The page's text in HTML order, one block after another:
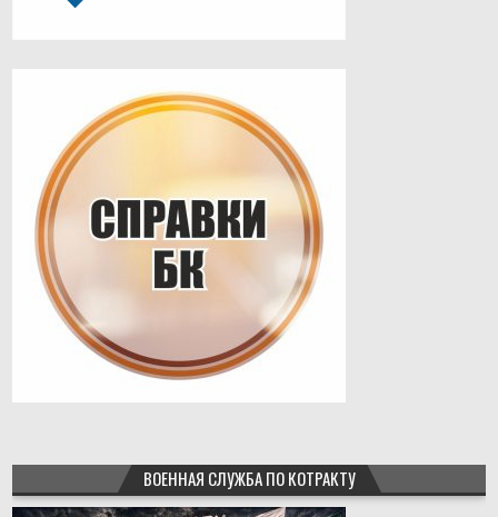
ВОЕННАЯ СЛУЖБА ПО КОТРАКТУ